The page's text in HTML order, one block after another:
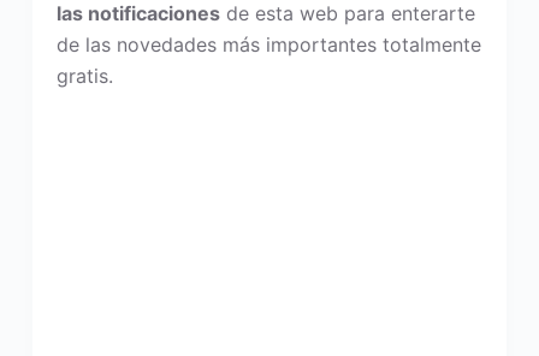
las notificacionesde esta web para enterarte
de las novedades más importantes totalmente
gratis.